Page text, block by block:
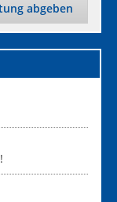
abgeben